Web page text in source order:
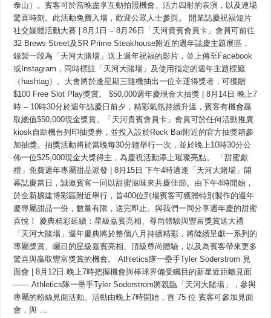
泰山）。賓客可於當晚盡享互動拍照機會、活力四射的表演，以及連場
驚喜時刻。此活動免費入場，歡迎公眾人士參與。 開業誌慶祝福短片
社交媒體活動大賽 | 8月1日 – 8月26日「天河貴賓會員卡」會員可前往
32 Brews Street及SR Prime Steakhouse附近的週年誌慶主題展區，
錄製一段為「天河大賭場」送上週年祝福的影片，並上傳至Facebook
或Instagram，同時標註「天河大賭場」及使用指定的週年主題標籤
（hashtag）。大會將於逢星期三隨機抽出一位幸運得獎者，可獲贈
$100 Free Slot Play獎賞。 $50,000週年慶現金大抽獎 | 8月14日 晚上7
時 – 10時30分於週年誌慶日前夕，精彩氣氛持續升溫，賓客有機會贏
取總值$50,000現金獎賞。「天河貴賓會員卡」會員可於任何活動推廣
kiosk自助機台列印抽獎券，並投入設於Rock Bar附近的官方抽獎箱參
加抽獎。抽獎活動將於當晚每30分鐘舉行一次，並於晚上10時30分公
佈一位$25,000現金大獎得主，為慶祝活動添上璀璨亮點。 「甜蜜獻
禮」免費週年專屬甜品派發 | 8月15日 下午4時適逢「天河大賭場」開
幕誌慶當日，誠邀賓客一同以甜蜜滋味來共慶佳節。由下午4時開始，
於全新擴建博彩區附近舉行，首400位到場賓客可獲贈特別製作的週年
慶專屬甜品一份，數量有限，送完即止。與我們一同分享週年慶的甜蜜
喜悅！ 慶典精彩延續：星級嘉賓亮相、尊尚體驗與豐富獎賞送大禮
「天河大賭場」週年慶典將於整個八月持續精彩，將陸續呈獻一系列的
專屬獎賞、矚目的星級嘉賓亮相、頂級尊尚體驗，以及為賓客帶來更多
驚喜與贏取豐富獎賞的機會。 Athletics隊一壘手Tyler Soderstrom 見
面會 | 8月12日 晚上7時把握機會與棒球界備受矚目的新星近距離見面
—— Athletics隊一壘手Tyler Soderstrom將親臨「天河大賭場」，參與
專屬的粉絲見面活動。活動由晚上7時開始，首 75 位 賓客可參加見面
會，與 …